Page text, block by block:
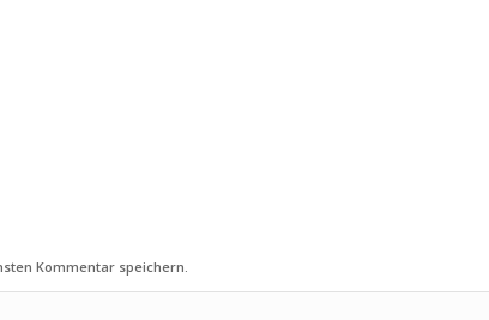
Kommentar speichern.